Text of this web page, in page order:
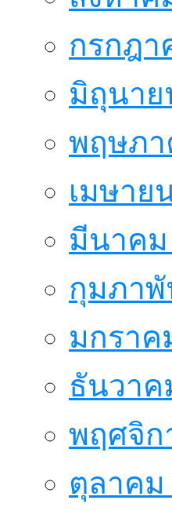
กรกฎา
มิถุนาย
พฤษภา
เมษาย
มีนาคม
กุมภาพั
มกราค
ธันวาค
พฤศจิก
ตุลาคม